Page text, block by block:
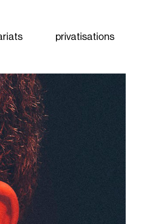
privatisations